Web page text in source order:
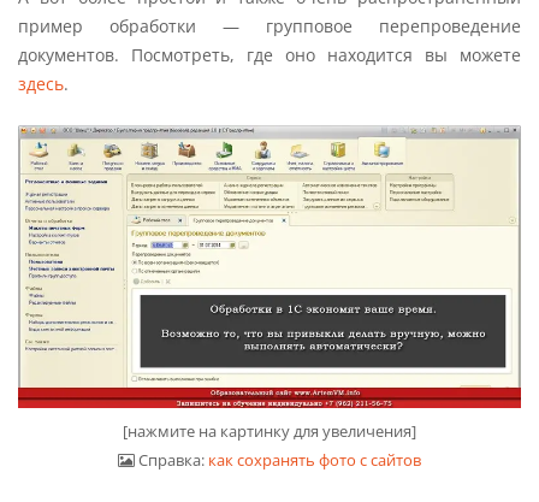
пример обработки — групповое перепроведение
документов. Посмотреть, где оно находится вы можете
здесь.
[нажмите на картинку для увеличения]
Справка: как сохранять фото с сайтов